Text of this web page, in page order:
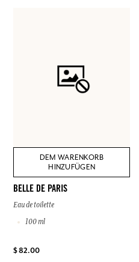
DEM WARENKORB
HINZUFÜGEN
BELLE DE PARIS
Eau de toilette
100 ml
$ 82.00